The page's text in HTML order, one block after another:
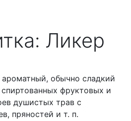
Ликер
обычно сладкий
фруктовых и
душистых трав с
пряностей и т. п.